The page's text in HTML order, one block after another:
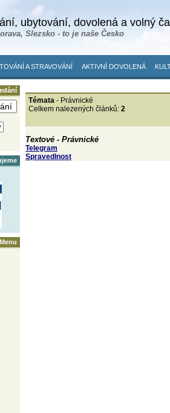
ubytování, dovolená a volný
Slezsko - to je naše Česko
A STRAVOVÁNÍ AKTIVNÍ DOVOLENÁ
Témata - Právnické
Celkem nalezených článků: 2
Textové - Právnické
Telegram
Spravedlnost